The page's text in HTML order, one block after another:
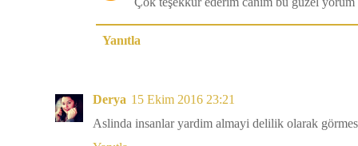
Yanıtla
Derya 15 Ekim 2016 23:21
Aslinda insanlar yardim almayi delilik olarak